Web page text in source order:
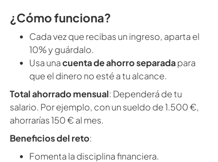
¿Cómo funciona?
Cada vez que recibas un ingreso, aparta el
10% y guárdalo.
Usa unacuenta de ahorro separadapara
que el dinero no esté a tu alcance.
Total ahorrado mensual: Dependerá de tu
salario. Por ejemplo, con un sueldo de 1.500 €,
ahorrarías 150 € al mes.
Beneficios del reto:
Fomenta la disciplina financiera.